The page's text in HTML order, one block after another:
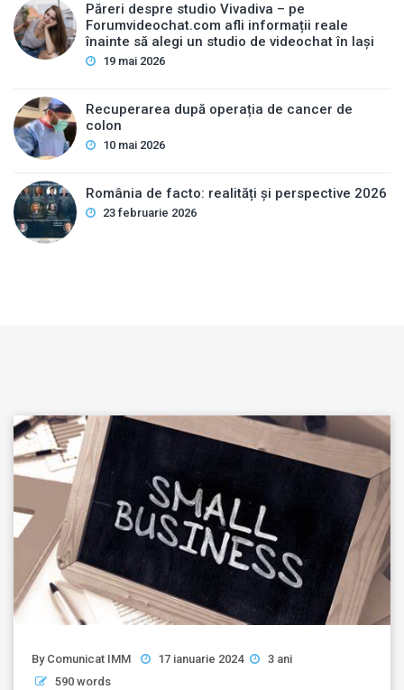
Păreri despre studio Vivadiva – pe
Forumvideochat.com afli informații reale
înainte să alegi un studio de videochat în Iași
19 mai 2026
Recuperarea după operația de cancer de
colon
10 mai 2026
România de facto: realități și perspective 2026
23 februarie 2026
By Comunicat IMM 17 ianuarie 2024
3 ani
590 words